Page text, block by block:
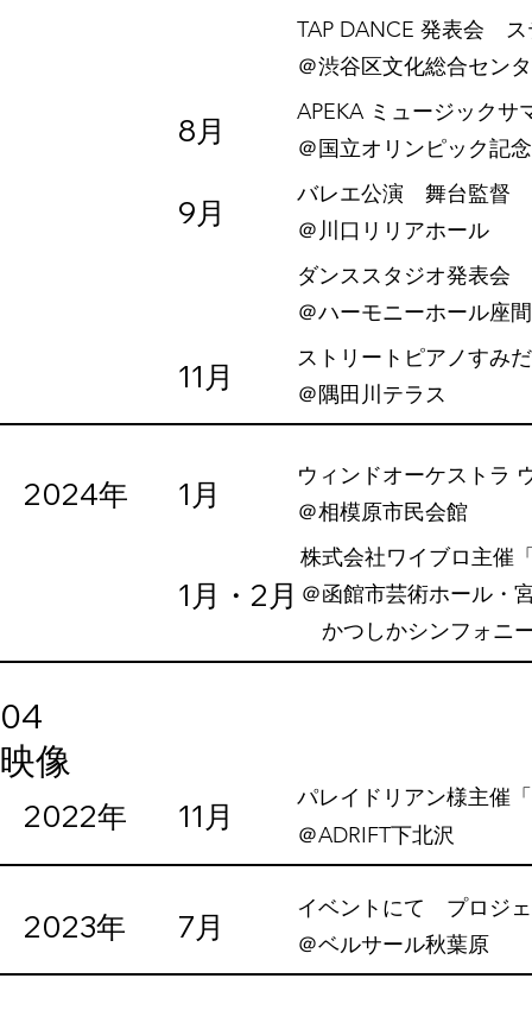
TAP DANCE 発表会 ス
＠渋谷区文化総合セン
APEKA ミュージック
＠国立オリンピック記
8月
バレエ公演 舞台監督
​＠川口リリアホール
9月
ダンススタジオ発表会
＠ハーモニーホール座
ストリートピアノすみ
​＠隅田川テラス
11月
ウィンドオーケストラ
​＠相模原市民会館
2024年 1月
株式会社ワイブロ主催
＠函館市芸術ホール・
かつしかシンフォニ
1月・2月
04
映像
パレイドリアン様主催
​＠ADRIFT下北沢
2022年 11月
イベントにて プロジ
​＠ベルサール秋葉原
2023年 7月